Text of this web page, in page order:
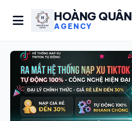
HOÀNG QUÂN
AGENCY